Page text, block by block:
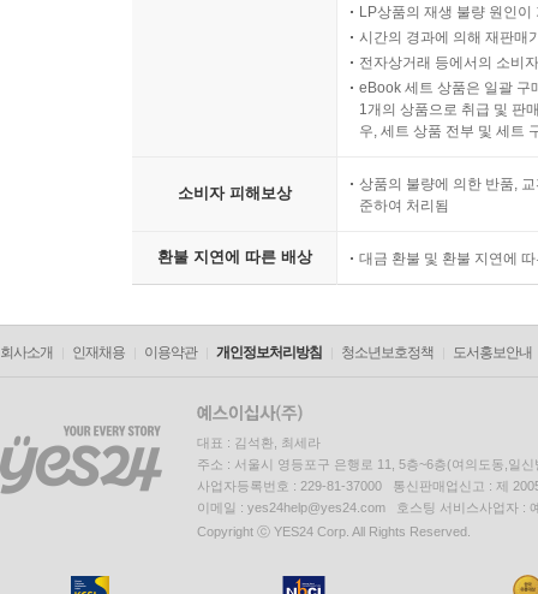
LP상품의 재생 불량 원인
시간의 경과에 의해 재판매
전자상거래 등에서의 소비
eBook 세트 상품은 일괄 구
1개의 상품으로 취급 및 판
우, 세트 상품 전부 및 세트
소비자 피해보상
상품의 불량에 의한 반품,
준하여 처리됨
환불 지연에 따른 배상 대금 환불 및 환불 지연에
회사소개 인재채용 이용약관 개인정보처리방침 청소년보호정책 도서홍보안내
대표 : 김석환, 최세라
주소 : 서울시 영등포구 은행로 11, 5층~6층(여의도동,일신
사업자등록번호 : 229-81-37000 통신판매업신고 : 제
이메일 : yes24help@yes24.com 호스팅 서비스사업자 :
Copyright ⓒ YES24 Corp. All Rights Reserved.